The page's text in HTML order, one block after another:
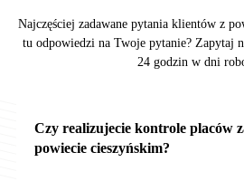
Najczęściej zadawane pytania klientów z
tu odpowiedzi na Twoje pytanie? Zapytaj
24 godzin w dni
Czy realizujecie kontrole placów
powiecie cieszyńskim?